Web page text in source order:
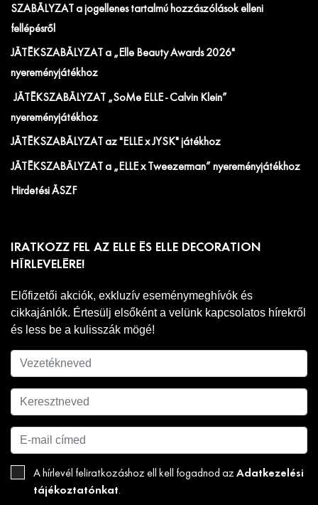
SZABÁLYZAT a jogellenes tartalmú hozzászólások elleni
fellépésről
JÁTÉKSZABÁLYZAT a „Elle Beauty Awards 2026"
nyereményjátékhoz
JÁTÉKSZABÁLYZAT „SoMe ELLE - Calvin Klein”
nyereményjátékhoz
JÁTÉKSZABÁLYZAT az "ELLE x JYSK" játékhoz
JÁTÉKSZABÁLYZAT a „ELLE x Tweezerman” nyereményjátékhoz
Hirdetési ÁSZF
IRATKOZZ FEL AZ ELLE ÉS ELLE DECORATION
HÍRLEVELÉRE!
Előfizetői akciók, exkluzív eseménymeghívók és
cikkajánlók. Értesülj elsőként a velünk kapcsolatos hírekről
és less be a kulisszák mögé!
A hírlevél feliratkozáshoz ell kell fogadnod az Adatkezelési
tájékoztatónkat.